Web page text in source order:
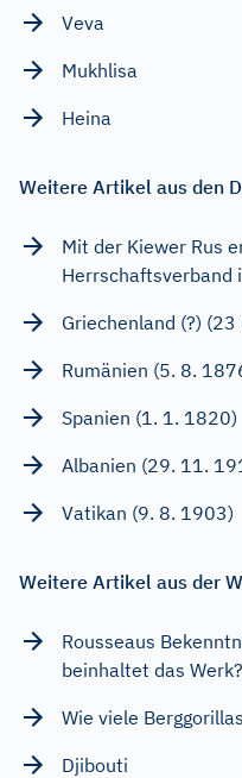
Veva
Mukhlisa
Heina
Weitere Artikel aus den
Mit der Kiewer Rus
Herrschaftsverband
Griechenland (?) (23
Rumänien (5. 8.
Spanien (1. 1. 1820)
Albanien (29. 11.
Vatikan (9. 8. 1903)
Weitere Artikel aus der
Rousseaus
beinhaltet das Werk?
Wie viele
Djibouti